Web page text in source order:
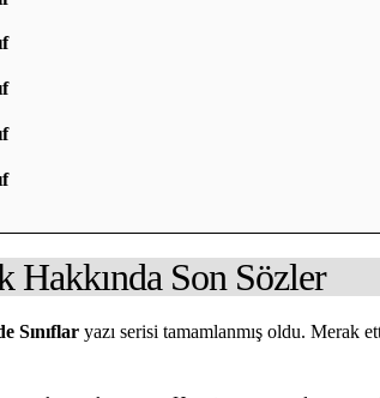
Son Sözler
Sınıflar yazı serisi tamamlanmış oldu. Merak